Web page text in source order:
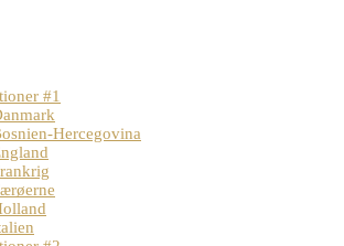
#1
Hercegovina